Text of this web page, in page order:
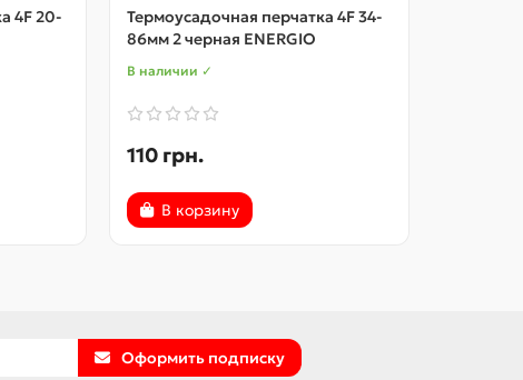
4F 20-
Термоусадочная перчатка 4F 34-
86мм 2 черная ENERGIO
В наличии ✓
110 грн.
В корзину
Оформить подписку